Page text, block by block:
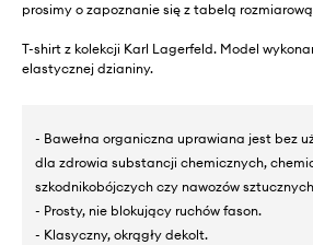
prosimy o zapoznanie się z tabelą
T-shirt z kolekcji Karl Lagerfeld. Model
elastycznej dzianiny.
- Bawełna organiczna uprawiana jest bez
dla zdrowia substancji chemicznych,
szkodnikobójczych czy nawozów
- Prosty, nie blokujący ruchów fason.
- Klasyczny, okrągły dekolt.